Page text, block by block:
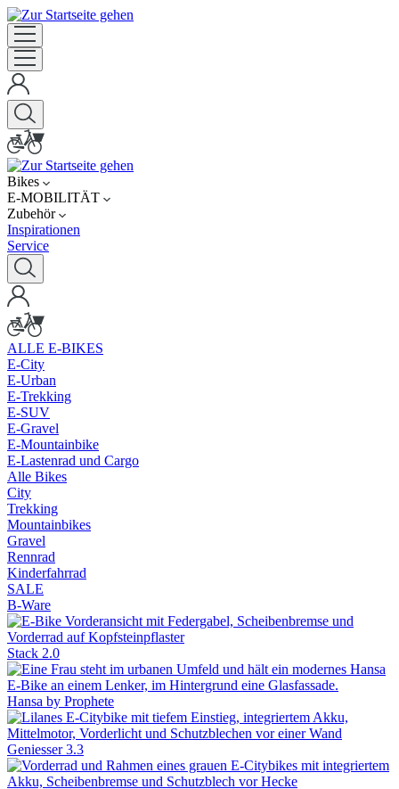
Bikes
E-MOBILITÄT
Zubehör
Inspirationen
Service
ALLE E-BIKES
E-City
E-Urban
E-Trekking
E-SUV
E-Gravel
E-Mountainbike
E-Lastenrad und Cargo
Alle Bikes
City
Trekking
Mountainbikes
Gravel
Rennrad
Kinderfahrrad
SALE
B-Ware
Stack 2.0
Hansa by Prophete
Geniesser 3.3